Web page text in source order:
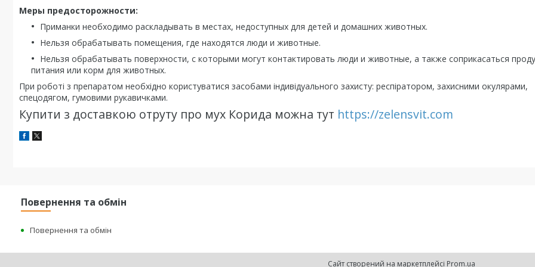
Меры предосторожности:
Приманки необходимо раскладывать в местах, недоступных для детей и домашних животных.
Нельзя обрабатывать помещения, где находятся люди и животные.
Нельзя обрабатывать поверхности, с которыми могут контактировать люди и животные, а также соприкасаться
питания или корм для животных.
При роботі з препаратом необхідно користуватися засобами індивідуального захисту: респіратором, захисними окулярами,
спецодягом, гумовими рукавичками.
Купити з доставкою отруту про мух Корида можна тут https://zelensvit.com
Повернення та обмін
Повернення та обмін
Сайт створений на маркетплейсі Prom.ua